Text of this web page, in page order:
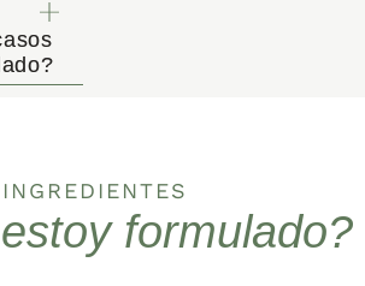
INGREDIENTES
formulado?